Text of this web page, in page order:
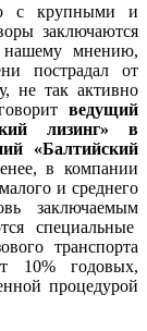
с крупными и
заключаются
мнению,
пострадал от
не так активно
ведущий
лизинг» в
«Балтийский
в компании
и среднего
заключаемым
специальные
транспорта
10% годовых,
процедурой